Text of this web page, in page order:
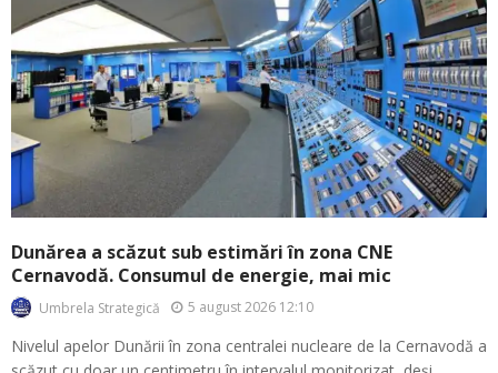
Dunărea a scăzut sub estimări în zona CNE
Cernavodă. Consumul de energie, mai mic
Umbrela Strategică 5 august 2026 12:10
Nivelul apelor Dunării în zona centralei nucleare de la Cernavodă a